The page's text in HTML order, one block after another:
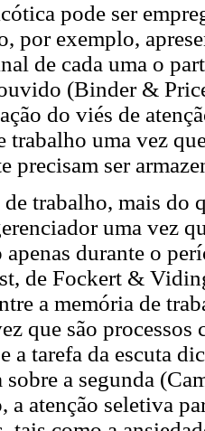
pode ser
por exemplo,
de cada uma o
(Binder &
do viés de
trabalho uma vez
precisam ser
trabalho, mais do
uma vez
durante o
de Fockert &
a memória de
que são
a tarefa da escuta
sobre a segunda
a atenção seletiva